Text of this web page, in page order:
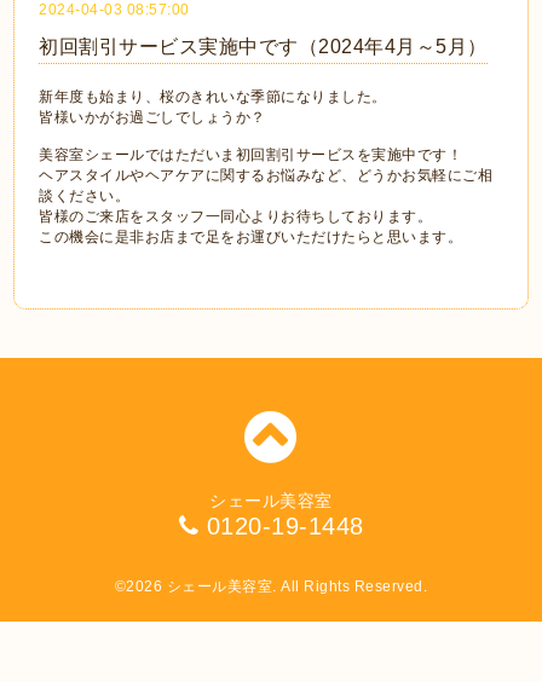
2024-04-03 08:57:00
初回割引サービス実施中です（2024年4月～5月）
新年度も始まり、桜のきれいな季節になりました。
皆様いかがお過ごしでしょうか？
美容室シェールではただいま初回割引サービスを実施中です！
ヘアスタイルやヘアケアに関するお悩みなど、どうかお気軽にご相
談ください。
皆様のご来店をスタッフ一同心よりお待ちしております。
この機会に是非お店まで足をお運びいただけたらと思います。
シェール美容室
0120-19-1448
©2026 シェール美容室. All Rights Reserved.